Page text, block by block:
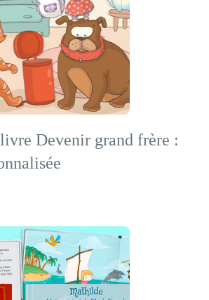
Devenir grand frère :